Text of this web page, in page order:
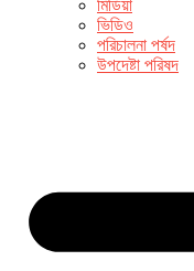
মিডিয়া
ভিডিও
পরিচালনা পর্ষদ
উপদেষ্টা পরিষদ